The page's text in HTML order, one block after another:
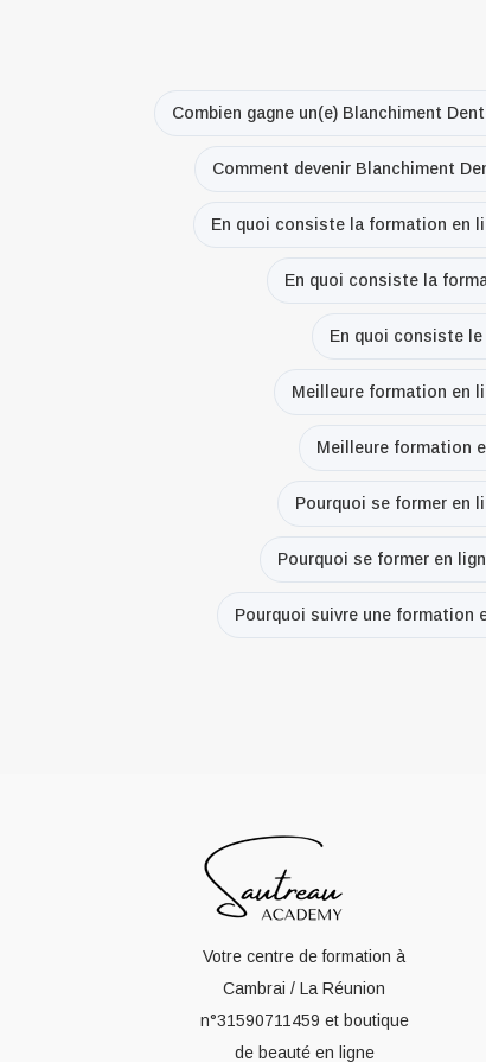
Combien gagne un(e) Blanchiment
Comment devenir Blanchiment
En quoi consiste la formation en
En quoi consiste la
En quoi consiste
Meilleure formation en
Meilleure formation
Pourquoi se former en
Pourquoi se former en
Pourquoi suivre une formation
Votre centre de formation à
Cambrai / La Réunion
n°31590711459 et boutique
de beauté en ligne